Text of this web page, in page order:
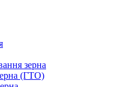
зерна
(ГТО)